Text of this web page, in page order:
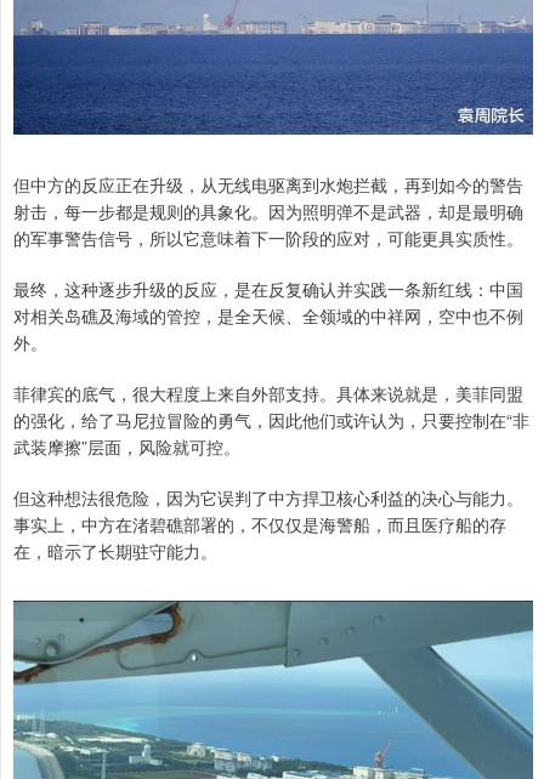
但中方的反应正在升级，从无线电驱离到水炮拦截，再到如今的警告
射击，每一步都是规则的具象化。因为照明弹不是武器，却是最明确
的军事警告信号，所以它意味着下一阶段的应对，可能更具实质性。
最终，这种逐步升级的反应，是在反复确认并实践一条新红线：中国
对相关岛礁及海域的管控，是全天候、全领域的中祥网，空中也不例
外。
菲律宾的底气，很大程度上来自外部支持。具体来说就是，美菲同盟
的强化，给了马尼拉冒险的勇气，因此他们或许认为，只要控制在“非
武装摩擦”层面，风险就可控。
但这种想法很危险，因为它误判了中方捍卫核心利益的决心与能力。
事实上，中方在渚碧礁部署的，不仅仅是海警船，而且医疗船的存
在，暗示了长期驻守能力。